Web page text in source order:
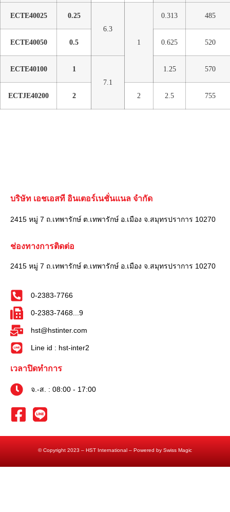
ECTE40025
0.25
6.3
1
0.313 485
ECTE40050 0.5 0.625 520
ECTE40100
1
7.1
1.25 570
ECTJE40200 2 2 2.5 755
บริษัท เอชเอสที อินเตอร์เนชั่นแนล จำกัด
2415 หมู่ 7 ถ.เทพารักษ์ ต.เทพารักษ์ อ.เมือง จ.สมุทรปราการ 10270
ช่องทางการติดต่อ
2415 หมู่ 7 ถ.เทพารักษ์ ต.เทพารักษ์ อ.เมือง จ.สมุทรปราการ 10270
0-2383-7766
0-2383-7468...9
hst@hstinter.com
Line id : hst-inter2
เวลาปิดทำการ
จ.-ส. : 08:00 - 17:00
© Copyright 2023 – HST International – Powered by Swiss Magic